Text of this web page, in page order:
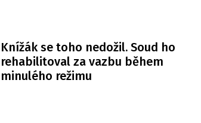
Knížák se toho nedožil. Soud ho
rehabilitoval za vazbu během
minulého režimu